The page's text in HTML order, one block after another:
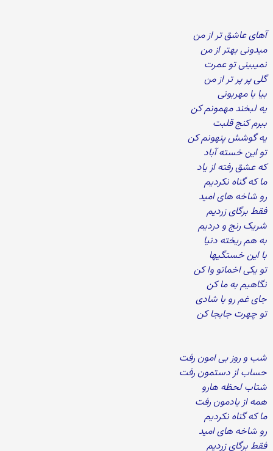
آهای عاشق تر از من
میدونی بهتر از من
نمیبینی تو عمرت
گلی پر پر تر از من
بیا با مهربونی
یه لبخند مهمونم کن
ببرم کنج قلبت
یه گوشش پنهونم کن
تو این خسته آباد
که عشق رفته از یاد
ما که گناه نکردیم
رو شاخه های امید
فقط برگای زردیم
شریک رنج و دردیم
به هم ریخته دنیا
با این خستگیها
تو یکی اخماتو وا کن
نگاهیم به ما کن
جای غم رو با شادی
تو چهرت جابجا کن
شب و روز بی امون رفت
حساب از دستمون رفت
شتاب لحظه هارو
همه از یادمون رفت
ما که گناه نکردیم
رو شاخه های امید
فقط برگای زردیم